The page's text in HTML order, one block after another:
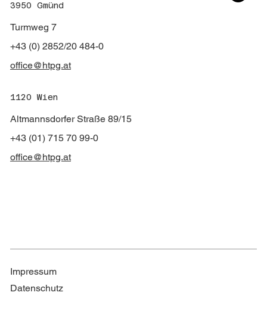
3950 Gmünd
Turmweg 7
+43 (0) 2852/20 484-0
office@htpg.at
1120 Wien
Altmannsdorfer Straße 89/15
+43 (01) 715 70 99-0
office@htpg.at
Impressum
Datenschutz